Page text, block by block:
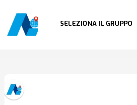
SELEZIONA IL GRUPPO